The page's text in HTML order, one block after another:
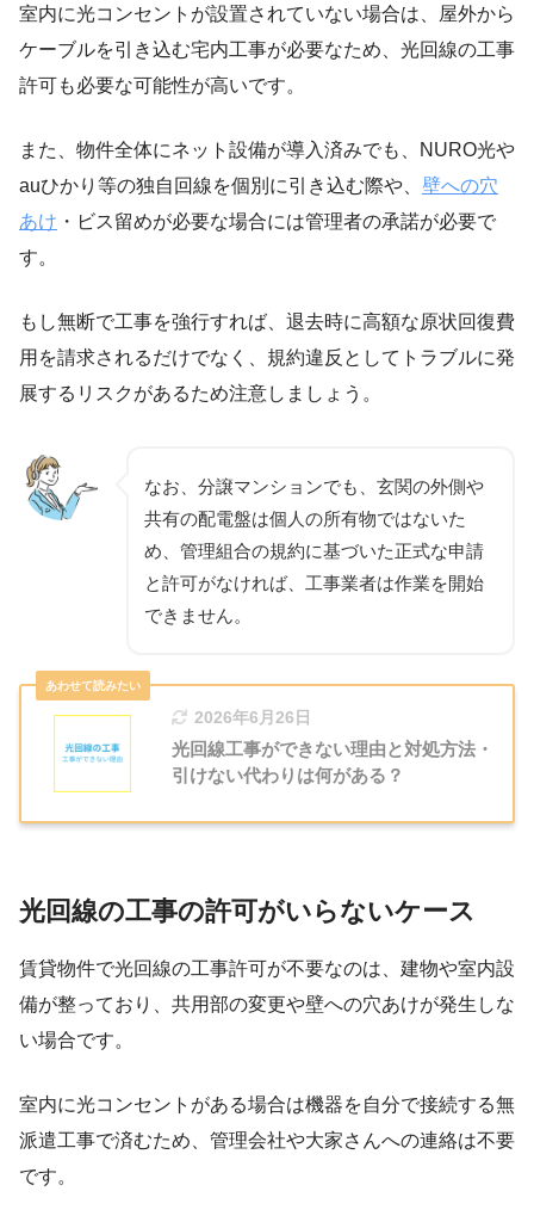
室内に光コンセントが設置されていない場合は、屋外から
ケーブルを引き込む宅内工事が必要なため、光回線の工事
許可も必要な可能性が高いです。
また、物件全体にネット設備が導入済みでも、NURO光や
auひかり等の独自回線を個別に引き込む際や、 壁への穴
あけ ・ビス留めが必要な場合には管理者の承諾が必要で
す。
もし無断で工事を強行すれば、退去時に高額な原状回復費
用を請求されるだけでなく、規約違反としてトラブルに発
展するリスクがあるため注意しましょう。
なお、分譲マンションでも、玄関の外側や
共有の配電盤は個人の所有物ではないた
め、管理組合の規約に基づいた正式な申請
と許可がなければ、工事業者は作業を開始
できません。
2026年6月26日
光回線工事ができない理由と対処方法・
引けない代わりは何がある？
光回線の工事の許可がいらないケース
賃貸物件で光回線の工事許可が不要なのは、建物や室内設
備が整っており、共用部の変更や壁への穴あけが発生しな
い場合です。
室内に光コンセントがある場合は機器を自分で接続する無
派遣工事で済むため、管理会社や大家さんへの連絡は不要
です。